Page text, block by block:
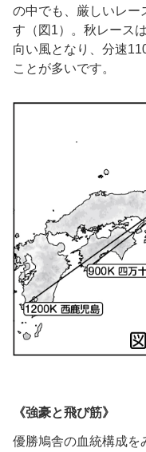
の中でも、厳しいレー
す（図1）。秋レース
向い風となり、分速
ことが多いです。
《強豪と飛び筋》
優勝鳩舎の血統構成を